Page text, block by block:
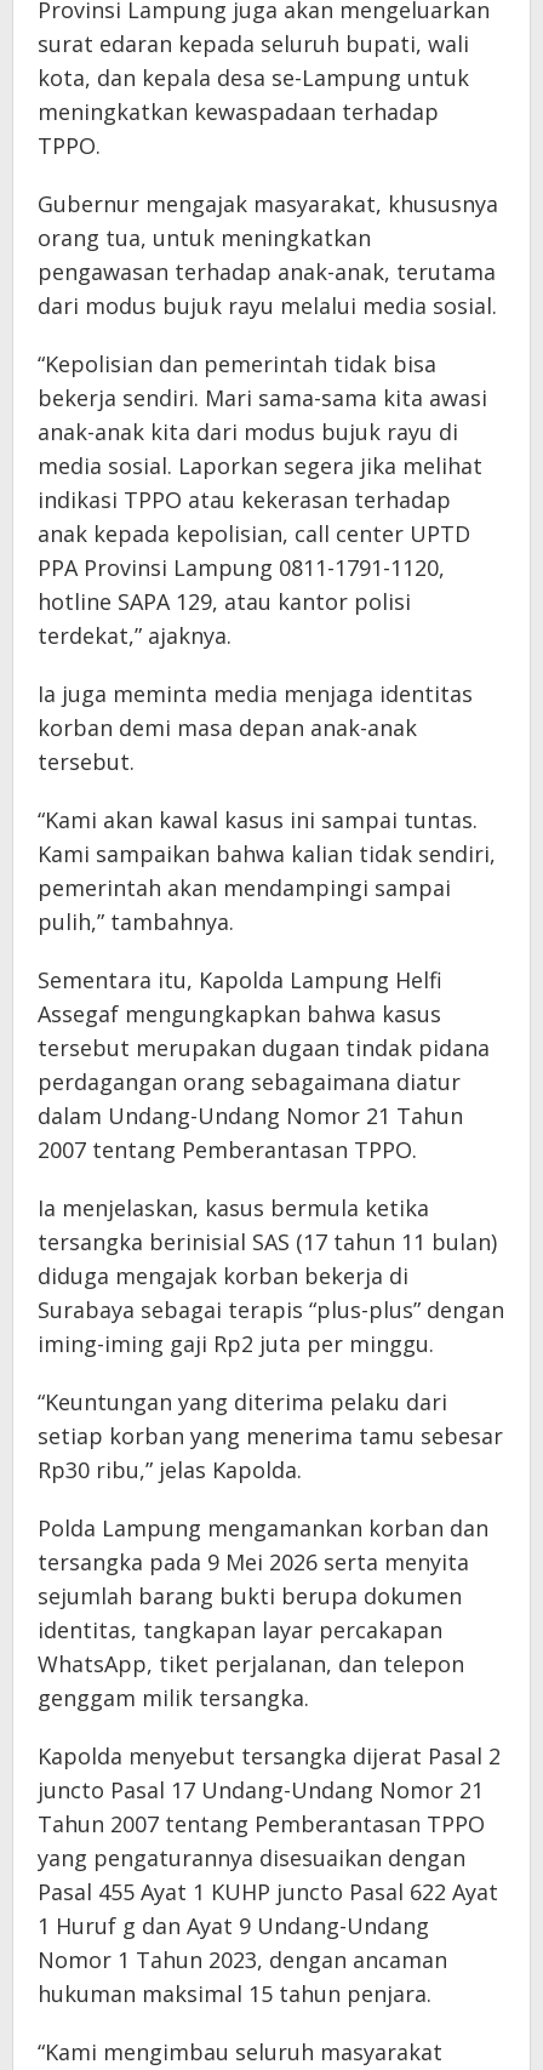
Provinsi Lampung juga akan mengeluarkan
surat edaran kepada seluruh bupati, wali
kota, dan kepala desa se-Lampung untuk
meningkatkan kewaspadaan terhadap
TPPO.
Gubernur mengajak masyarakat, khususnya
orang tua, untuk meningkatkan
pengawasan terhadap anak-anak, terutama
dari modus bujuk rayu melalui media sosial.
“Kepolisian dan pemerintah tidak bisa
bekerja sendiri. Mari sama-sama kita awasi
anak-anak kita dari modus bujuk rayu di
media sosial. Laporkan segera jika melihat
indikasi TPPO atau kekerasan terhadap
anak kepada kepolisian, call center UPTD
PPA Provinsi Lampung 0811-1791-1120,
hotline SAPA 129, atau kantor polisi
terdekat,” ajaknya.
Ia juga meminta media menjaga identitas
korban demi masa depan anak-anak
tersebut.
“Kami akan kawal kasus ini sampai tuntas.
Kami sampaikan bahwa kalian tidak sendiri,
pemerintah akan mendampingi sampai
pulih,” tambahnya.
Sementara itu, Kapolda Lampung Helfi
Assegaf mengungkapkan bahwa kasus
tersebut merupakan dugaan tindak pidana
perdagangan orang sebagaimana diatur
dalam Undang-Undang Nomor 21 Tahun
2007 tentang Pemberantasan TPPO.
Ia menjelaskan, kasus bermula ketika
tersangka berinisial SAS (17 tahun 11 bulan)
diduga mengajak korban bekerja di
Surabaya sebagai terapis “plus-plus” dengan
iming-iming gaji Rp2 juta per minggu.
“Keuntungan yang diterima pelaku dari
setiap korban yang menerima tamu sebesar
Rp30 ribu,” jelas Kapolda.
Polda Lampung mengamankan korban dan
tersangka pada 9 Mei 2026 serta menyita
sejumlah barang bukti berupa dokumen
identitas, tangkapan layar percakapan
WhatsApp, tiket perjalanan, dan telepon
genggam milik tersangka.
Kapolda menyebut tersangka dijerat Pasal 2
juncto Pasal 17 Undang-Undang Nomor 21
Tahun 2007 tentang Pemberantasan TPPO
yang pengaturannya disesuaikan dengan
Pasal 455 Ayat 1 KUHP juncto Pasal 622 Ayat
1 Huruf g dan Ayat 9 Undang-Undang
Nomor 1 Tahun 2023, dengan ancaman
hukuman maksimal 15 tahun penjara.
“Kami mengimbau seluruh masyarakat